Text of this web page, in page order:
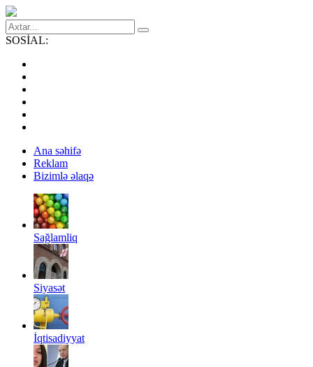
SOSİAL:
Ana səhifə
Reklam
Bizimlə əlaqə
Sağlamliq
Siyasət
İqtisadiyyat